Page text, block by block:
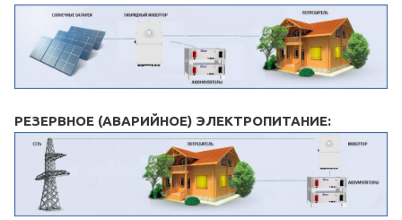
РЕЗЕРВНОЕ (АВАРИЙНОЕ) ЭЛЕКТРОПИТАНИЕ: